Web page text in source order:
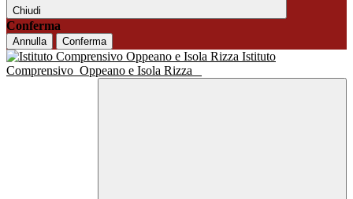
Chiudi
Conferma
Annulla Conferma
Istituto
Comprensivo Oppeano e Isola Rizza